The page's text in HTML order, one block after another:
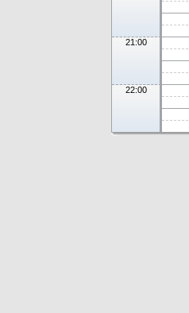
21:00
22:00